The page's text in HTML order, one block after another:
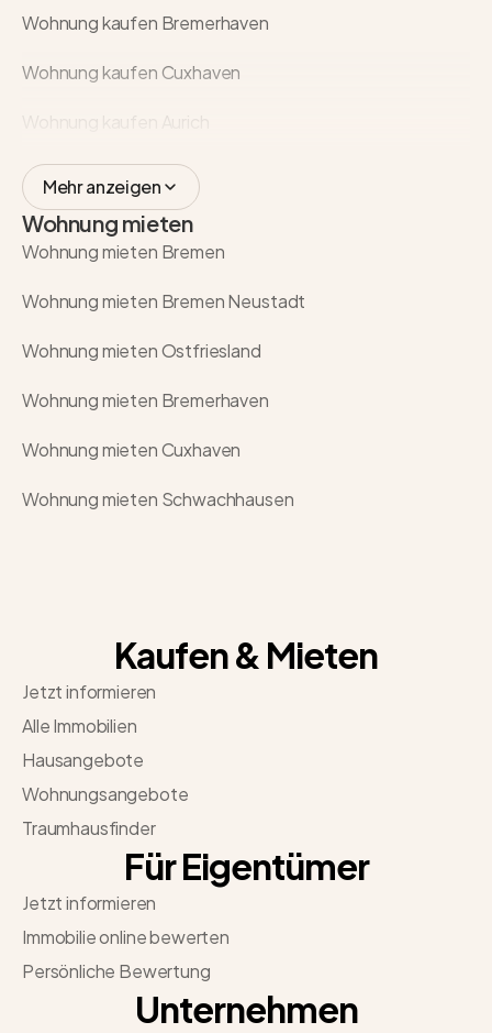
Wohnung kaufen Bremerhaven
Wohnung kaufen Cuxhaven
Mehr anzeigen
Wohnung mieten
Wohnung mieten Bremen
Wohnung mieten Bremen Neustadt
Wohnung mieten Ostfriesland
Wohnung mieten Bremerhaven
Wohnung mieten Cuxhaven
Wohnung mieten Schwachhausen
Kaufen & Mieten
Jetzt informieren
Alle Immobilien
Hausangebote
Wohnungsangebote
Traumhausfinder
Für Eigentümer
Jetzt informieren
Immobilie online bewerten
Persönliche Bewertung
Unternehmen